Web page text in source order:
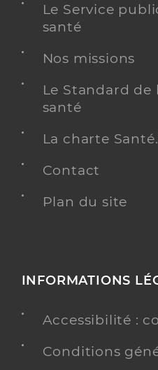
Le Service
santé
Nos missions
Le Standard de
santé
La charte
Contact
Plan du site
INFORMATIONS
Accessibilité :
Conditions